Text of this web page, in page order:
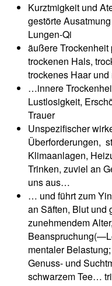
Kurztmigkeit und
gestörte
Lungen-Qi
äußere
trockenen Hals,
trockenes Haar
…innere
Lustlosigkeit,
Trauer
Unspezifischer
Überforderungen,
Klimaanlagen,
Trinken, zuviel an
uns aus…
… und führt zum
an Säften, Blut und
zunehmendem
mentaler
Genuss- und
schwarzem Tee…